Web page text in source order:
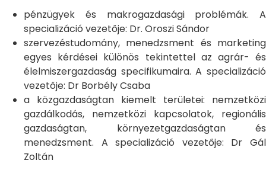
pénzügyek és makrogazdasági problémák. A
specializáció vezetője: Dr. Oroszi Sándor
szervezéstudomány, menedzsment és marketing
egyes kérdései különös tekintettel az agrár- és
élelmiszergazdaság specifikumaira. A specializáció
vezetője: Dr Borbély Csaba
a közgazdaságtan kiemelt területei: nemzetközi
gazdálkodás, nemzetközi kapcsolatok, regionális
gazdaságtan, környezetgazdaságtan és
menedzsment. A specializáció vezetője: Dr Gál
Zoltán